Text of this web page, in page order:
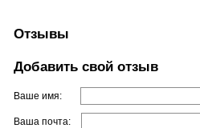
Отзывы
Добавить свой отзыв
Ваше имя:
Ваша почта: